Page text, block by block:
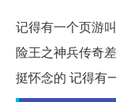
记得有一个页游
险王之神兵传奇
挺怀念的 记得有